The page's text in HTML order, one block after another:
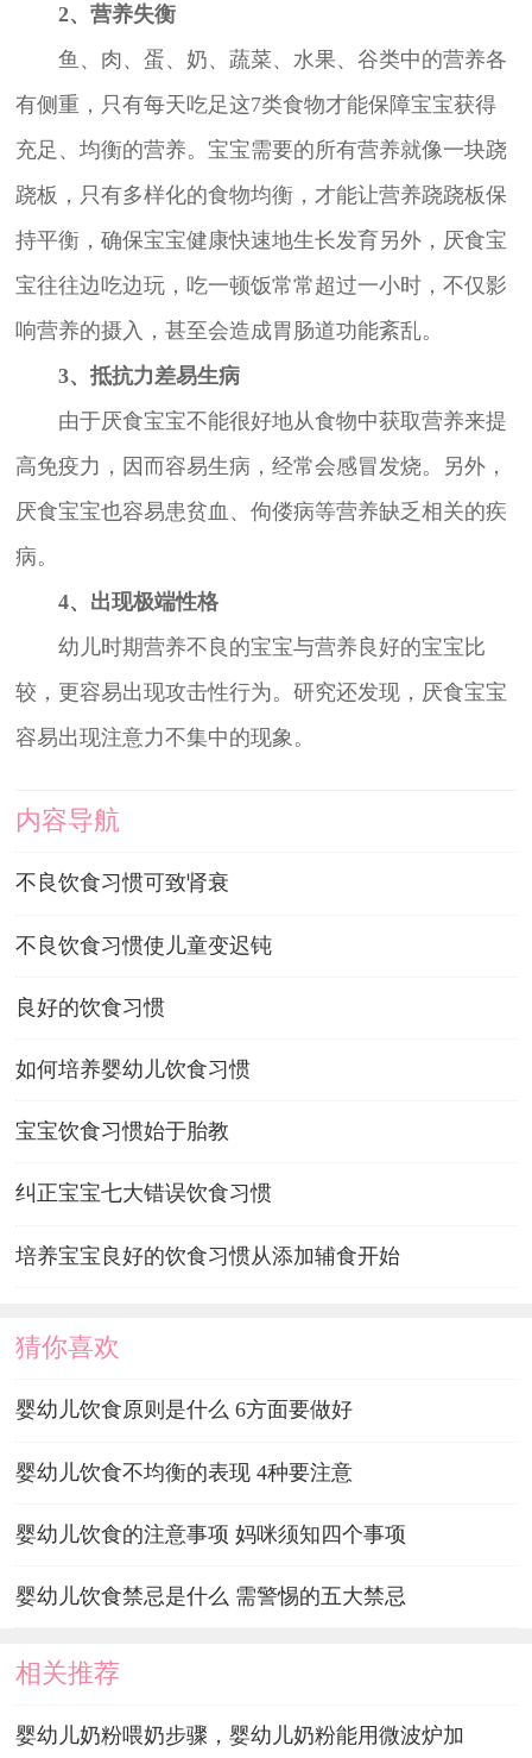
2、营养失衡
鱼、肉、蛋、奶、蔬菜、水果、谷类中的营养各
有侧重，只有每天吃足这7类食物才能保障宝宝获得
充足、均衡的营养。宝宝需要的所有营养就像一块跷
跷板，只有多样化的食物均衡，才能让营养跷跷板保
持平衡，确保宝宝健康快速地生长发育另外，厌食宝
宝往往边吃边玩，吃一顿饭常常超过一小时，不仅影
响营养的摄入，甚至会造成胃肠道功能紊乱。
3、抵抗力差易生病
由于厌食宝宝不能很好地从食物中获取营养来提
高免疫力，因而容易生病，经常会感冒发烧。另外，
厌食宝宝也容易患贫血、佝偻病等营养缺乏相关的疾
病。
4、出现极端性格
幼儿时期营养不良的宝宝与营养良好的宝宝比
较，更容易出现攻击性行为。研究还发现，厌食宝宝
容易出现注意力不集中的现象。
内容导航
不良饮食习惯可致肾衰
不良饮食习惯使儿童变迟钝
良好的饮食习惯
如何培养婴幼儿饮食习惯
宝宝饮食习惯始于胎教
纠正宝宝七大错误饮食习惯
培养宝宝良好的饮食习惯从添加辅食开始
猜你喜欢
婴幼儿饮食原则是什么 6方面要做好
婴幼儿饮食不均衡的表现 4种要注意
婴幼儿饮食的注意事项 妈咪须知四个事项
婴幼儿饮食禁忌是什么 需警惕的五大禁忌
相关推荐
婴幼儿奶粉喂奶步骤，婴幼儿奶粉能用微波炉加